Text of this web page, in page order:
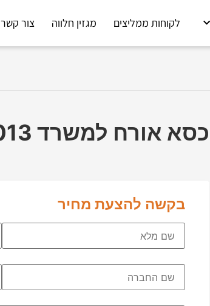
לקוחות ממליצים מגזין חלווה צור קשר
כסא אורח למשרד C3013
בקשה להצעת מחיר